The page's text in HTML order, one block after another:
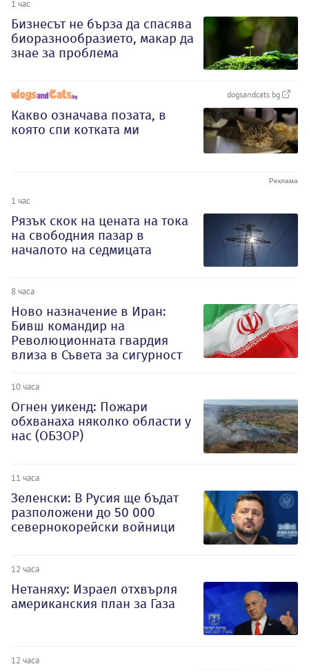
1 час
Бизнесът не бърза да спасява
биоразнообразието, макар да
знае за проблема
dogsandcats.bg
Какво означава позата, в
която спи котката ми
1 час
Рязък скок на цената на тока
на свободния пазар в
началото на седмицата
8 часа
Ново назначение в Иран:
Бивш командир на
Революционната гвардия
влиза в Съвета за сигурност
10 часа
Огнен уикенд: Пожари
обхванаха няколко области у
нас (ОБЗОР)
11 часа
Зеленски: В Русия ще бъдат
разположени до 50 000
севернокорейски войници
12 часа
Нетаняху: Израел отхвърля
американския план за Газа
12 часа